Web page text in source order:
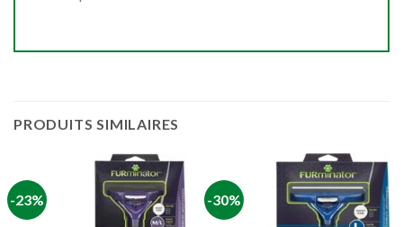
PRODUITS SIMILAIRES
-23% -30%